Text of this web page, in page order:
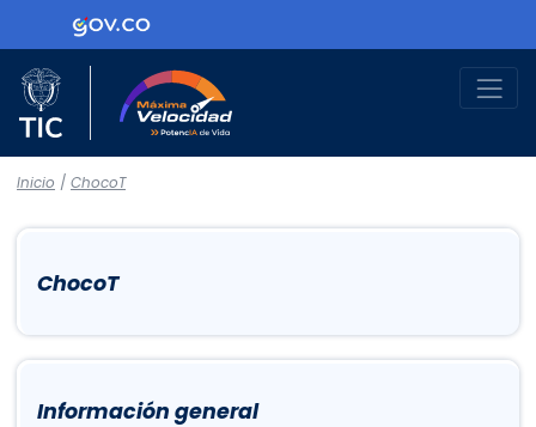
Logo Gobierno de Colombia
Logo del Ministerio TIC
Inicio / ChocoT
ChocoT
Información general